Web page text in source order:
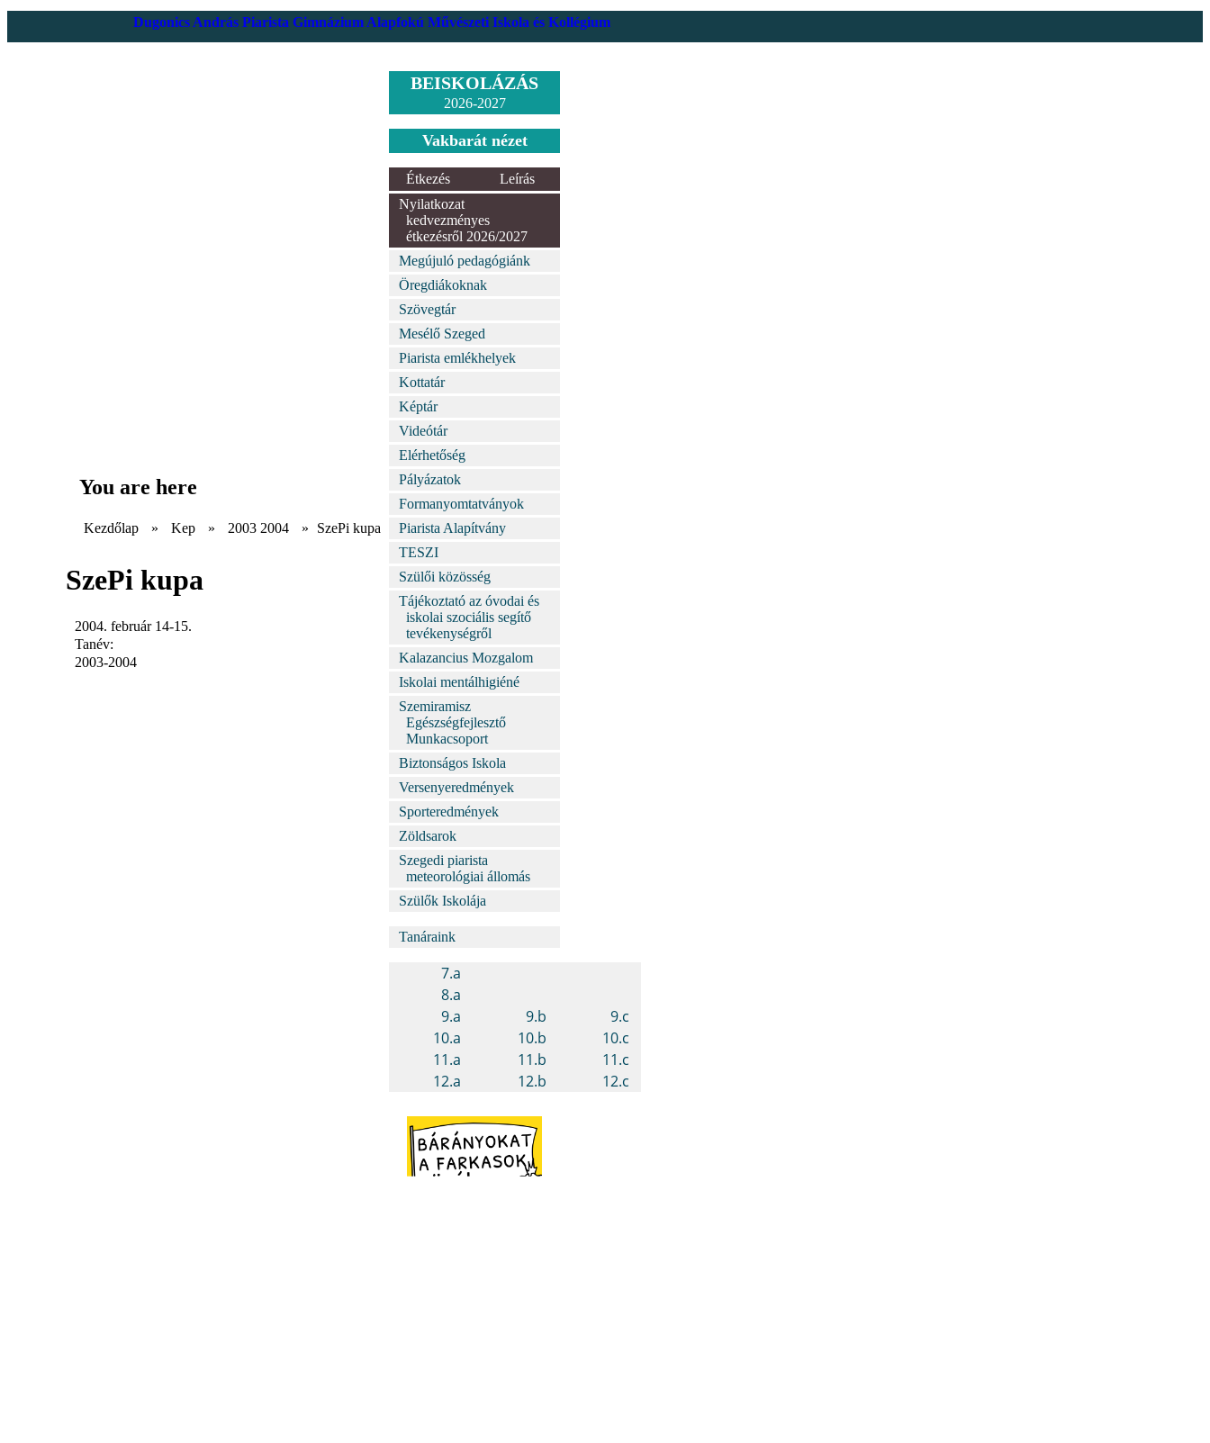
Dugonics András Piarista Gimnázium Alapfokú Művészeti Iskola és Kollégium
You are here
Kezdőlap » Kep » 2003 2004 » SzePi kupa
SzePi kupa
2004. február 14-15.
Tanév:
2003-2004
BEISKOLÁZÁS
2026-2027
Vakbarát nézet
Étkezés
Leírás
Nyilatkozat
kedvezményes
étkezésről 2026/2027
Megújuló pedagógiánk
Öregdiákoknak
Szövegtár
Mesélő Szeged
Piarista emlékhelyek
Kottatár
Képtár
Videótár
Elérhetőség
Pályázatok
Formanyomtatványok
Piarista Alapítvány
TESZI
Szülői közösség
Tájékoztató az óvodai és
iskolai szociális segítő
tevékenységről
Kalazancius Mozgalom
Iskolai mentálhigiéné
Szemiramisz
Egészségfejlesztő
Munkacsoport
Biztonságos Iskola
Versenyeredmények
Sporteredmények
Zöldsarok
Szegedi piarista
meteorológiai állomás
Szülők Iskolája
Tanáraink